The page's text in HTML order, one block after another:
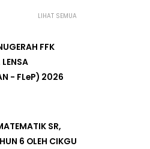
LIHAT SEMUA
FFK
- FLeP) 2026
SR,
6 OLEH CIKGU